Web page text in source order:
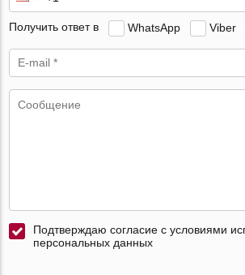
Получить ответ в WhatsApp Viber
Подтверждаю согласие с условиями
персональных данных